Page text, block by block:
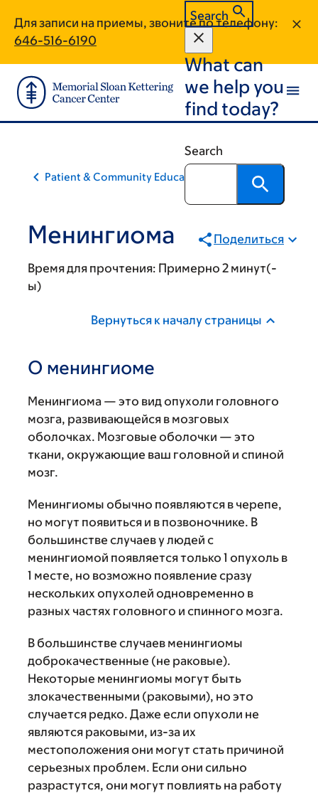
main
content
footer
Для записи на приемы, звоните по телефону:
646-516-6190
Search
What can
we help you
find today?
Search
Patient & Community Education
Менингиома Поделиться
Время для прочтения: Примерно 2 минут(-
ы)
Вернуться к началу страницы
О менингиоме
Менингиома — это вид опухоли головного
мозга, развивающейся в мозговых
оболочках. Мозговые оболочки — это
ткани, окружающие ваш головной и спиной
мозг.
Менингиомы обычно появляются в черепе,
но могут появиться и в позвоночнике. В
большинстве случаев у людей с
менингиомой появляется только 1 опухоль в
1 месте, но возможно появление сразу
нескольких опухолей одновременно в
разных частях головного и спинного мозга.
В большинстве случаев менингиомы
доброкачественные (не раковые).
Некоторые менингиомы могут быть
злокачественными (раковыми), но это
случается редко. Даже если опухоли не
являются раковыми, из-за их
местоположения они могут стать причиной
серьезных проблем. Если они сильно
разрастутся, они могут повлиять на работу